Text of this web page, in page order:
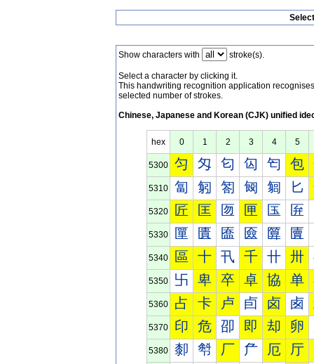
Show characters with stroke(s).
Select a character by clicking it.
This handwriting recognition application
selected number of strokes.
Chinese, Japanese and Korean (CJK) unified
hex 0 1 2 3 4 5
5300 匀 匁 匂 匃 匄 包
5310 匐 匑 匒 匓 匔 匕
5320 匠 匡 匢 匣 匤 匥
5330 匰 匱 匲 匳 匴 匵
5340 區 十 卂 千 卄 卅
5350 卐 卑 卒 卓 協 单
5360 占 卡 卢 卣 卤 卥
5370 印 危 卲 即 却 卵
5380 厀 厁 厂 厃 厄 厅